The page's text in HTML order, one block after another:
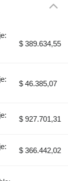
$ 389.634,55
$ 46.385,07
$ 927.701,31
$ 366.442,02